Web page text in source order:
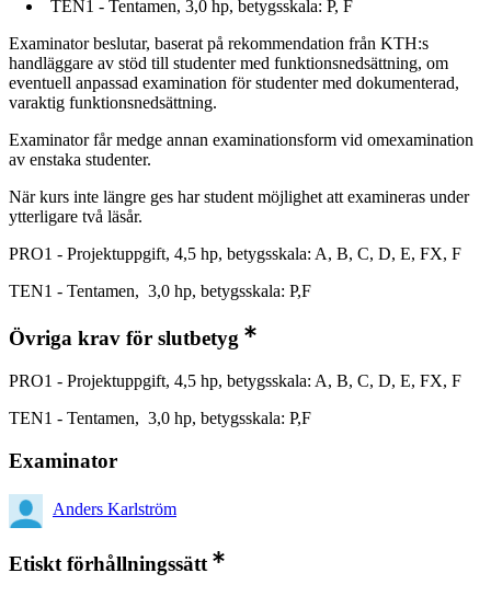
TEN1 - Tentamen, 3,0 hp, betygsskala: P, F
Examinator beslutar, baserat på rekommendation från KTH:s
handläggare av stöd till studenter med funktionsnedsättning, om
eventuell anpassad examination för studenter med dokumenterad,
varaktig funktionsnedsättning.
Examinator får medge annan examinationsform vid omexamination
av enstaka studenter.
När kurs inte längre ges har student möjlighet att examineras under
ytterligare två läsår.
PRO1 - Projektuppgift, 4,5 hp, betygsskala: A, B, C, D, E, FX, F
TEN1 - Tentamen, 3,0 hp, betygsskala: P,F
Övriga krav för slutbetyg
PRO1 - Projektuppgift, 4,5 hp, betygsskala: A, B, C, D, E, FX, F
TEN1 - Tentamen, 3,0 hp, betygsskala: P,F
Examinator
Anders Karlström
Etiskt förhållningssätt